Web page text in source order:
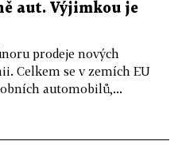
aut. Výjimkou je
prodeje nových
Celkem se v zemích EU
automobilů,...